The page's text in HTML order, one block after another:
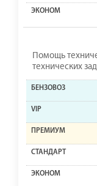
Помощь
технических